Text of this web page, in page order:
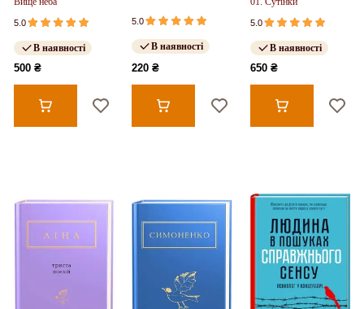
5.0
В наявності
500 ₴
5.0
В наявності
220 ₴
5.0
В наявності
650 ₴